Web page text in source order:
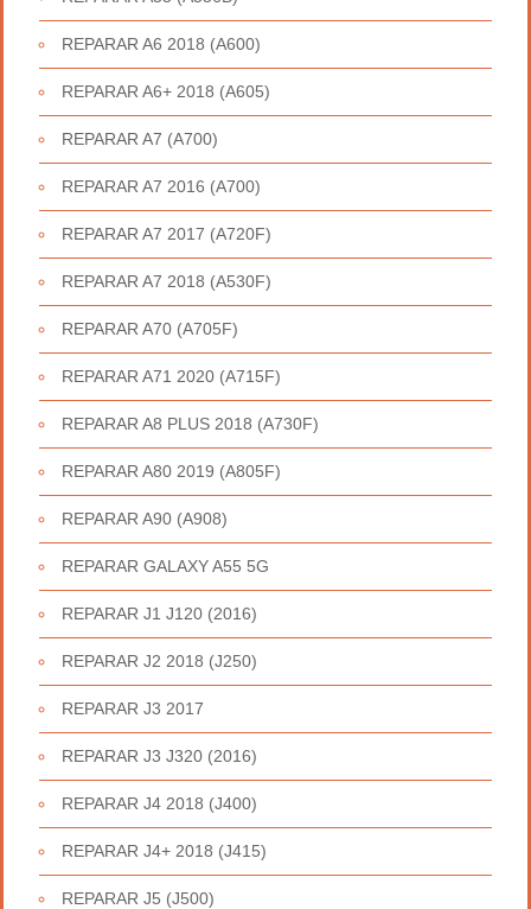
REPARAR A6 2018 (A600)
REPARAR A6+ 2018 (A605)
REPARAR A7 (A700)
REPARAR A7 2016 (A700)
REPARAR A7 2017 (A720F)
REPARAR A7 2018 (A530F)
REPARAR A70 (A705F)
REPARAR A71 2020 (A715F)
REPARAR A8 PLUS 2018 (A730F)
REPARAR A80 2019 (A805F)
REPARAR A90 (A908)
REPARAR GALAXY A55 5G
REPARAR J1 J120 (2016)
REPARAR J2 2018 (J250)
REPARAR J3 2017
REPARAR J3 J320 (2016)
REPARAR J4 2018 (J400)
REPARAR J4+ 2018 (J415)
REPARAR J5 (J500)